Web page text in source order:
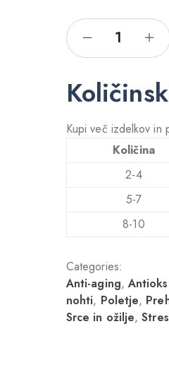
Kupi več izdelkov in
Količina
2-4
5-7
8-10
Categories:
Anti-aging,
nohti, Poletje,
Srce in ožilje,Stres